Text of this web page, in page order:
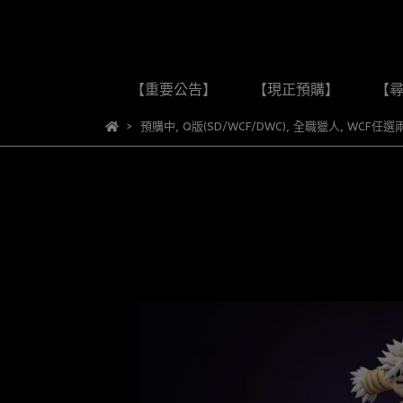
【重要公告】 【現正預購】 【
預購中, Q版(SD/WCF/DWC), 全職獵人, WCF任選